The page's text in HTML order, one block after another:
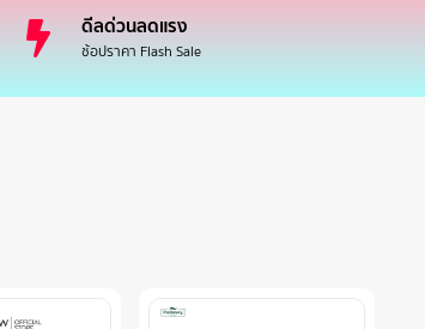
ดีลด่วนลดแรง
ช้อปราคา Flash Sale